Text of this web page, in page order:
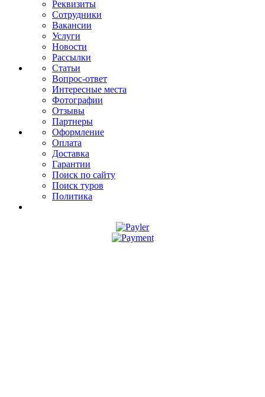
Реквизиты
Сотрудники
Вакансии
Услуги
Новости
Рассылки
Статьи
Вопрос-ответ
Интересные места
Фотографии
Отзывы
Партнеры
Оформление
Оплата
Доставка
Гарантии
Поиск по сайту
Поиск туров
Политика